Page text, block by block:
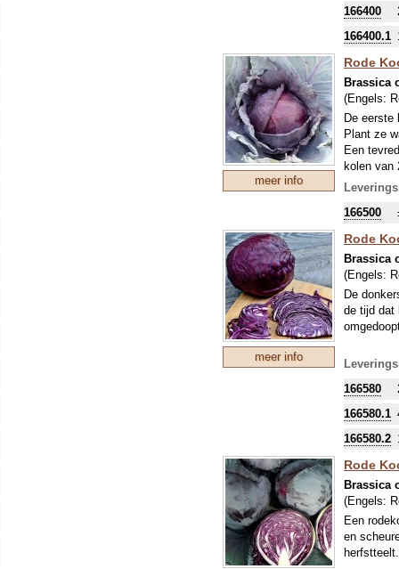
166400
166400.1
meer info
Rode
Brassica
(Engels:
De eerste
Plant ze
Een
kolen van
kali en
166500
meer info
Rode
Brassica
(Engels:
De
de tijd dat
166580
166580.1
166580.2
Rode
Brassica
(Engels:
Een
en
herfstteelt.